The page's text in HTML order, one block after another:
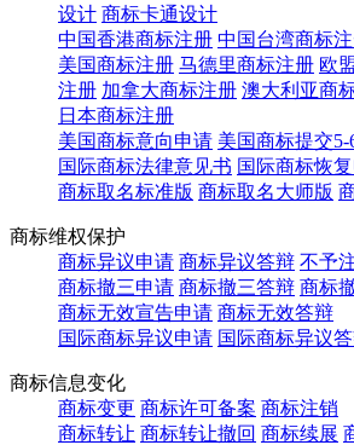
设计 商标卡通设计
中国香港商标注册 中国台湾商标
美国商标注册 马德里商标注册 欧
注册 加拿大商标注册 澳大利亚商
日本商标注册
美国商标意向申请 美国商标提交5-
国际商标法律意见书 国际商标恢
商标取名标准版 商标取名大师版
商标维权保护
商标异议申请 商标异议答辩 不予
商标撤三申请 商标撤三答辩 商标
商标无效宣告申请 商标无效答辩
国际商标异议申请 国际商标异议
商标信息变化
商标变更 商标许可备案 商标注销
商标转让 商标转让撤回 商标续展